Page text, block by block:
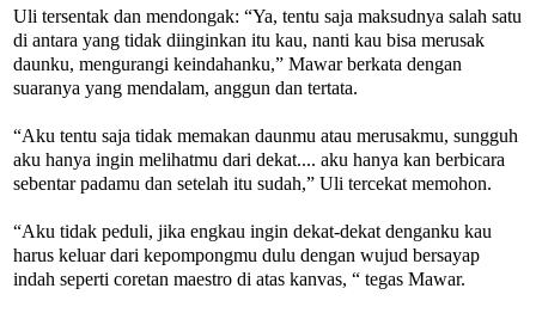
Uli tersentak dan mendongak: “Ya, tentu saja maksudnya salah satu
di antara yang tidak diinginkan itu kau, nanti kau bisa merusak
daunku, mengurangi keindahanku,” Mawar berkata dengan
suaranya yang mendalam, anggun dan tertata.
“Aku tentu saja tidak memakan daunmu atau merusakmu, sungguh
aku hanya ingin melihatmu dari dekat.... aku hanya kan berbicara
sebentar padamu dan setelah itu sudah,” Uli tercekat memohon.
“Aku tidak peduli, jika engkau ingin dekat-dekat denganku kau
harus keluar dari kepompongmu dulu dengan wujud bersayap
indah seperti coretan maestro di atas kanvas, “ tegas Mawar.